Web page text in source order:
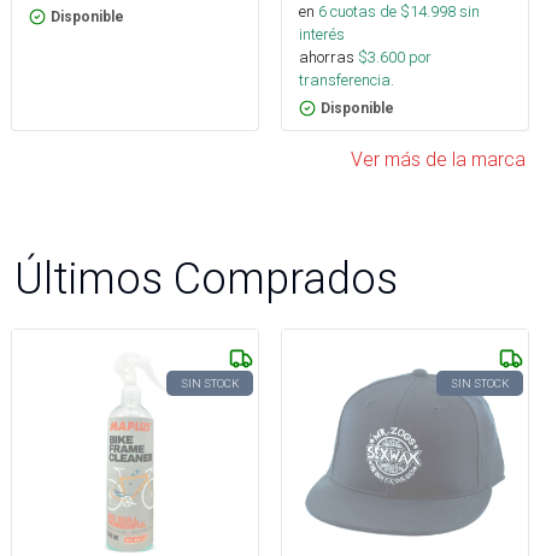
Disponible en 6cuotas de $14.998sin
interés
ahorras $3.600 por
transferencia.
Disponible
Ver más de la marca
Últimos Comprados
SIN STOCK SIN STOCK